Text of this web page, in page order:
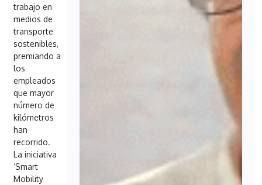
trabajo en
medios de
transporte
sostenibles,
premiando a
los
empleados
que mayor
número de
kilómetros
han
recorrido.
La iniciativa
‘Smart
Mobility